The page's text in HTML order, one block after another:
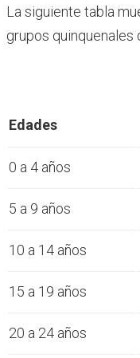
La siguiente tabla
grupos quinquenales
Edades
0 a 4 años
5 a 9 años
10 a 14 años
15 a 19 años
20 a 24 años